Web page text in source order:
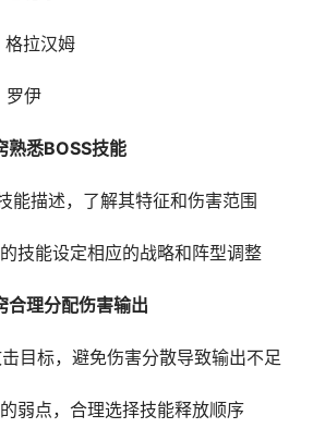
格拉汉姆
罗伊
熟悉BOSS技能
能描述，了解其特征和伤害范围
技能设定相应的战略和阵型调整
合理分配伤害输出
目标，避免伤害分散导致输出不足
弱点，合理选择技能释放顺序